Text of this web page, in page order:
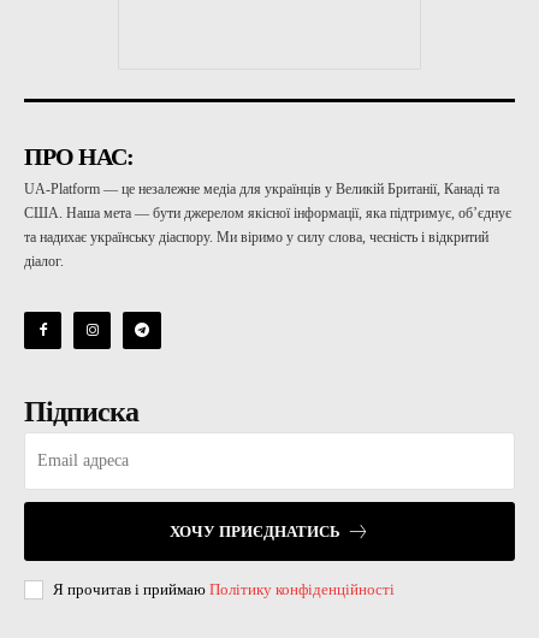
ПРО НАС:
UA-Platform — це незалежне медіа для українців у Великій Британії, Канаді та
США. Наша мета — бути джерелом якісної інформації, яка підтримує, об’єднує
та надихає українську діаспору. Ми віримо у силу слова, чесність і відкритий
діалог.
Підписка
ХОЧУ ПРИЄДНАТИСЬ
Я прочитав і приймаю Політику конфіденційності